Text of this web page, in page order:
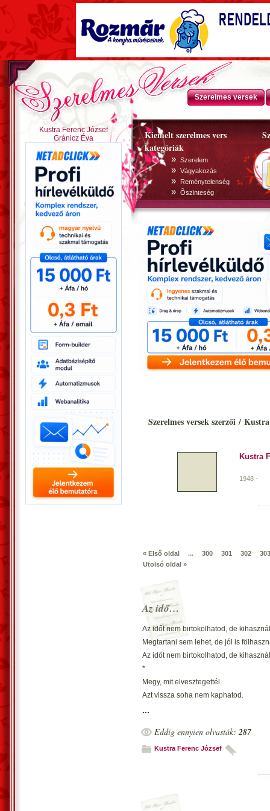
Szerelmes versek
Kiemelt szerelmes vers
kategóriák
» Szerelem
» Vágyakozás
» Reménytelenség
» Õszinteség
Kustra Ferenc József
Gránicz Éva
Szerelmes versek szerzői / Kustra
Kustra
1948 -
« Első oldal ... 300 301 302
303
Utolsó oldal »
Az idő…
Az időt nem birtokolhatod, de
Megtartani sem lehet, de jól is
Az időt nem birtokolhatod, de
*
Megy, mit elvesztegettél.
Azt vissza soha nem kaphatod.
És megfizethetetlen,
Tartalmasan és jól használni!
Haladó idő könyörtelen.
...
Eddig ennyien olvasták:287
Kustra Ferenc József